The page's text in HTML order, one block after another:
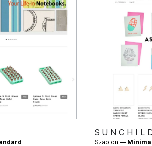
S U N C H I L D
Szablon — Minimal